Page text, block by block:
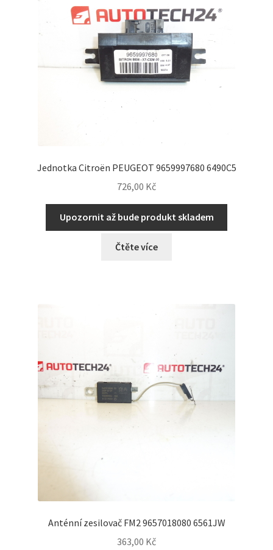
Jednotka Citroën PEUGEOT 9659997680 6490C5
726,00 Kč
Upozornit až bude produkt skladem
Čtěte více
Anténní zesilovač FM2 9657018080 6561JW
363,00 Kč